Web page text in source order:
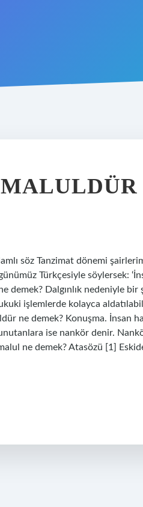
söz Tanzimat dönemi
Türkçesiyle söylersek:
demek? Dalgınlık nedeniyle bir
işlemlerde kolayca
ne demek? Konuşma. İnsan
ise nankör denir.
ne demek? Atasözü [1]